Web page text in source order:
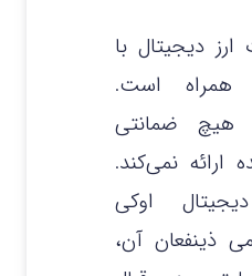
ارز دیجیتال با
همراه است.
هیچ ضمانتی
ارائه نمی‌کند.
اوکی
ذینفعان آن،